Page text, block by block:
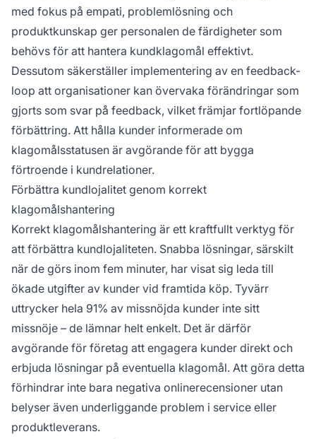
med fokus på empati, problemlösning och
produktkunskap ger personalen de färdigheter som
behövs för att hantera kundklagomål effektivt.
Dessutom säkerställer implementering av en feedback-
loop att organisationer kan övervaka förändringar som
gjorts som svar på feedback, vilket främjar fortlöpande
förbättring. Att hålla kunder informerade om
klagomålsstatusen är avgörande för att bygga
förtroende i kundrelationer.
Förbättra kundlojalitet genom korrekt
klagomålshantering
Korrekt klagomålshantering är ett kraftfullt verktyg för
att förbättra kundlojaliteten. Snabba lösningar, särskilt
när de görs inom fem minuter, har visat sig leda till
ökade utgifter av kunder vid framtida köp. Tyvärr
uttrycker hela 91% av missnöjda kunder inte sitt
missnöje – de lämnar helt enkelt. Det är därför
avgörande för företag att engagera kunder direkt och
erbjuda lösningar på eventuella klagomål. Att göra detta
förhindrar inte bara negativa onlinerecensioner utan
belyser även underliggande problem i service eller
produktleverans.